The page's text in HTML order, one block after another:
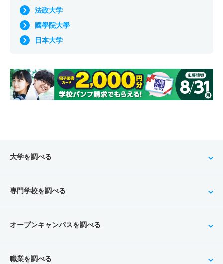
法政大学
國學院大學
日本大学
大学を調べる
専門学校を調べる
オープンキャンパスを調べる
職業を調べる